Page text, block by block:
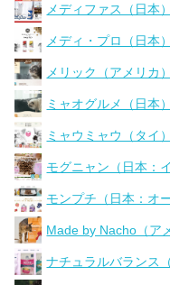
メディファス（日本）
メディ・プロ（日本）
メリック（アメリカ）
ミャオグルメ（日本）
ミャウミャウ（タイ）
モグニャン（日本：
モンプチ（日本：オ
Made by Nacho（ア
ナチュラルバランス